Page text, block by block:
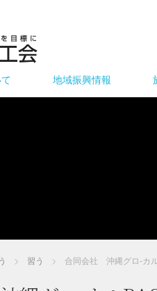
地域振興情報
習う 合同会社 沖縄グロ-カ